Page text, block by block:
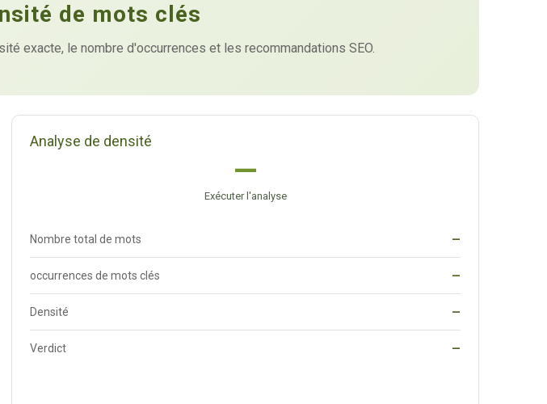
de mots clés
exacte, le nombre d'occurrences et les recommandations SEO.
Analyse de densité
—
Exécuter l'analyse
Nombre total de mots —
occurrences de mots clés —
Densité —
Verdict —